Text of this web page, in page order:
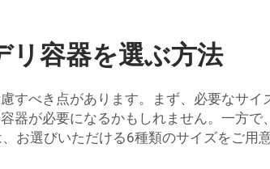
リ容器を選ぶ方法
すべき点があります。まず、必要なサ
器が必要になるかもしれません。一方
お選びいただける6種類のサイズをご用